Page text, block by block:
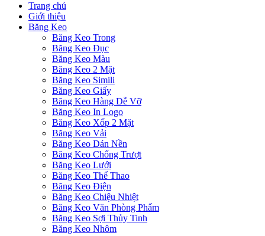
Trang chủ
Giới thiệu
Băng Keo
Băng Keo Trong
Băng Keo Đục
Băng Keo Màu
Băng Keo 2 Mặt
Băng Keo Simili
Băng Keo Giấy
Băng Keo Hàng Dễ Vỡ
Băng Keo In Logo
Băng Keo Xốp 2 Mặt
Băng Keo Vải
Băng Keo Dán Nền
Băng Keo Chống Trượt
Băng Keo Lưới
Băng Keo Thể Thao
Băng Keo Điện
Băng Keo Chiệu Nhiệt
Băng Keo Văn Phòng Phẩm
Băng Keo Sợi Thủy Tinh
Băng Keo Nhôm